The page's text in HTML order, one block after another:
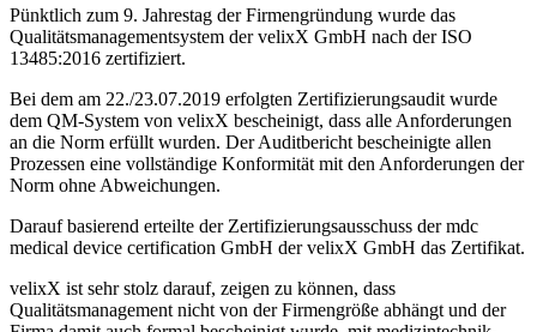
Pünktlich zum 9. Jahrestag der Firmengründung wurde das
Qualitätsmanagementsystem der velixX GmbH nach der ISO
13485:2016 zertifiziert.
Bei dem am 22./23.07.2019 erfolgten Zertifizierungsaudit wurde
dem QM-System von velixX bescheinigt, dass alle Anforderungen
an die Norm erfüllt wurden. Der Auditbericht bescheinigte allen
Prozessen eine vollständige Konformität mit den Anforderungen der
Norm ohne Abweichungen.
Darauf basierend erteilte der Zertifizierungsausschuss der mdc
medical device certification GmbH der velixX GmbH das Zertifikat.
velixX ist sehr stolz darauf, zeigen zu können, dass
Qualitätsmanagement nicht von der Firmengröße abhängt und der